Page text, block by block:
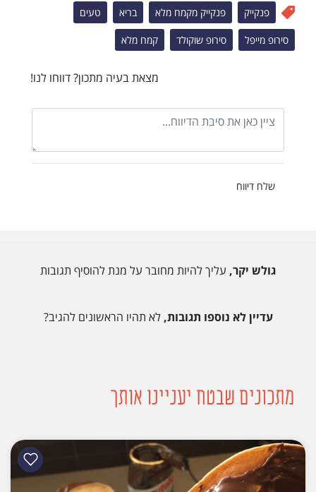
פנקייק פנקייק מקמח מלא בריא טעים
סירופ מייפל סירופ שוקולד קמח מלא
מצאת בעיה מתכון? דווחו לנו!
שלח דיווח
גולש יקר, עליך להיות מחובר על מנת להוסיף תגובות
עדיין לא נוספו תגובות,לא תהיו הראשונים להגיב?
מתכונים שבטח יעניינו אותך